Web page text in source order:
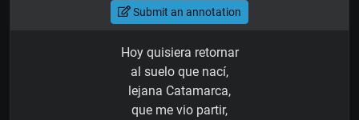
Submit an annotation
Hoy quisiera retornar
al suelo que nací,
lejana Catamarca,
que me vio partir,